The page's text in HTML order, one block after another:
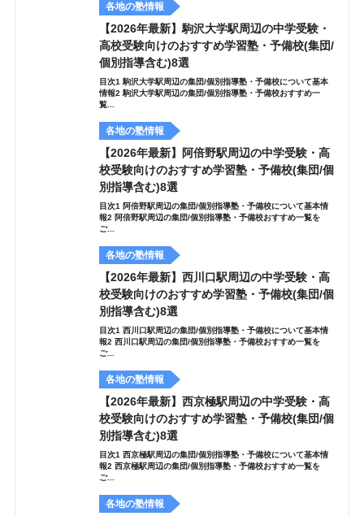
各地の塾情報
【2026年最新】駒沢大学駅周辺の中学受験・
高校受験向けのおすすめ学習塾・予備校(集団/
個別指導含む)8選
目次1 駒沢大学駅周辺の集団/個別指導塾・予備校について基本
情報2 駒沢大学駅周辺の集団/個別指導塾・予備校おすすめ一
覧...
各地の塾情報
【2026年最新】阿倍野駅周辺の中学受験・高
校受験向けのおすすめ学習塾・予備校(集団/個
別指導含む)8選
目次1 阿倍野駅周辺の集団/個別指導塾・予備校について基本情
報2 阿倍野駅周辺の集団/個別指導塾・予備校おすすめ一覧を
ご...
各地の塾情報
【2026年最新】西川口駅周辺の中学受験・高
校受験向けのおすすめ学習塾・予備校(集団/個
別指導含む)8選
目次1 西川口駅周辺の集団/個別指導塾・予備校について基本情
報2 西川口駅周辺の集団/個別指導塾・予備校おすすめ一覧を
ご...
各地の塾情報
【2026年最新】西京極駅周辺の中学受験・高
校受験向けのおすすめ学習塾・予備校(集団/個
別指導含む)8選
目次1 西京極駅周辺の集団/個別指導塾・予備校について基本情
報2 西京極駅周辺の集団/個別指導塾・予備校おすすめ一覧を
ご...
各地の塾情報